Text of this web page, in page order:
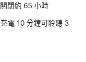
閉約 65 小時
電 10 分鐘可聆聽 3